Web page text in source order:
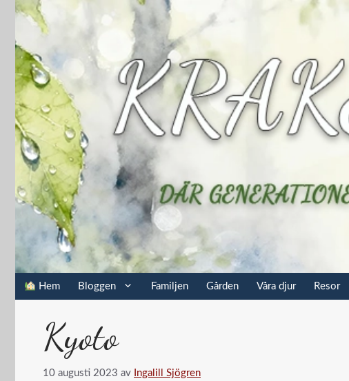
Hoppa
innehåll
Hem Bloggen Familjen Gården Våra djur Resor
Kyoto
10 augusti 2023 av Ingalill Sjögren